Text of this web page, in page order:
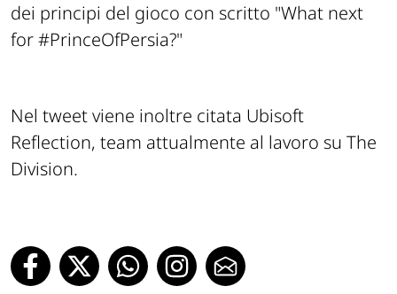
dei principi del gioco con scritto "What next
for #PrinceOfPersia?"
Nel tweet viene inoltre citata Ubisoft
Reflection, team attualmente al lavoro su The
Division.